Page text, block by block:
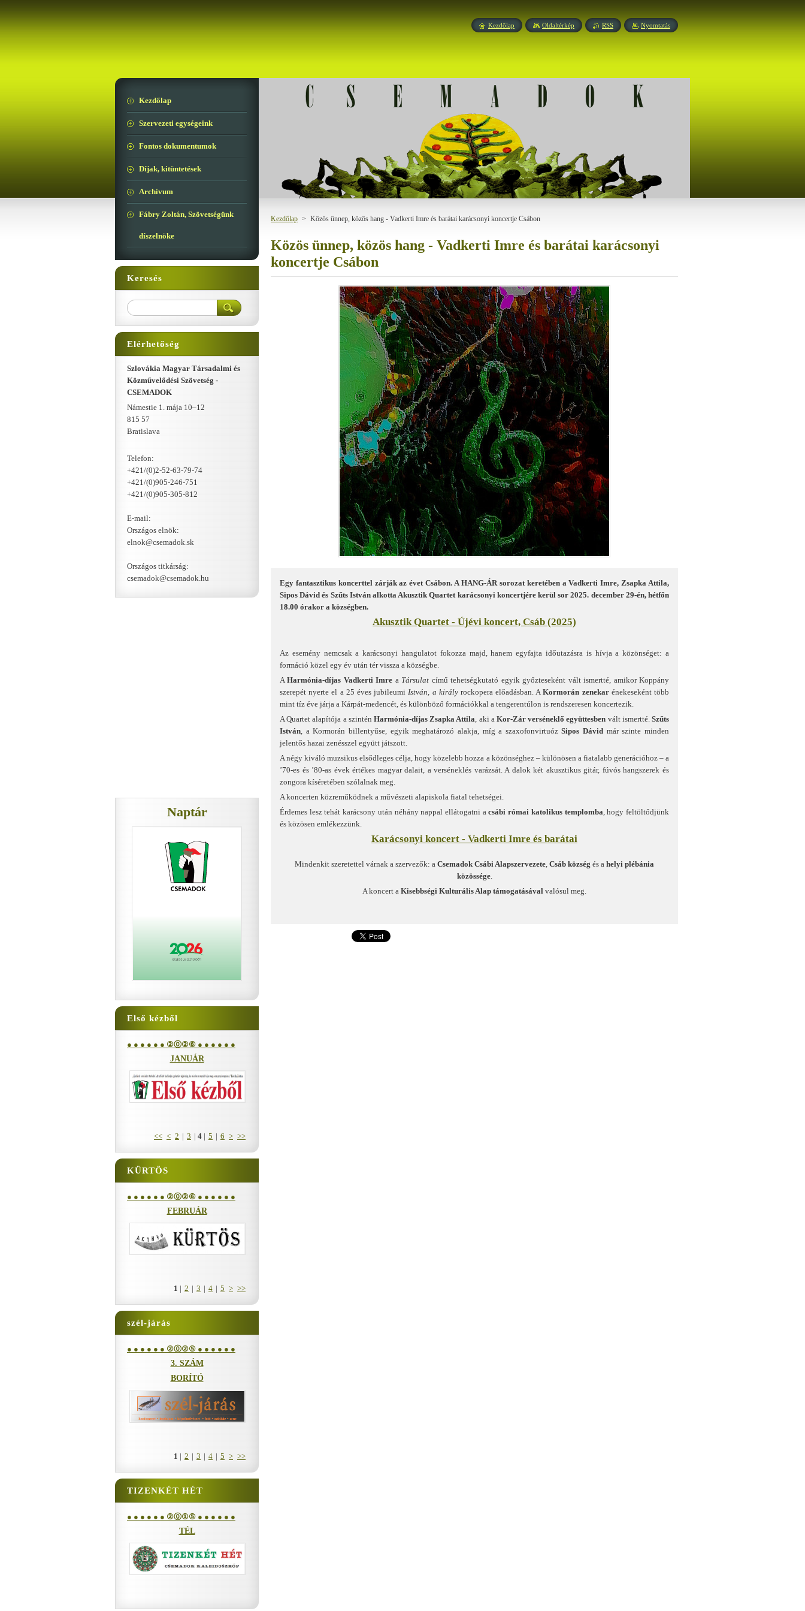
Kezdőlap > Közös ünnep, közös hang - Vadkerti Imre és barátai karácsonyi koncertje Csábon
Közös ünnep, közös hang - Vadkerti Imre és barátai karácsonyi
koncertje Csábon
Egy fantasztikus koncerttel zárják az évet Csábon. A HANG-ÁR sorozat keretében a Vadkerti Imre, Zsapka Attila,
Sipos Dávid és Szűts István alkotta Akusztik Quartet karácsonyi koncertjére kerül sor 2025. december 29-én, hétfőn
18.00 órakor a községben.
Akusztik Quartet - Újévi koncert, Csáb (2025)
Az esemény nemcsak a karácsonyi hangulatot fokozza majd, hanem egyfajta időutazásra is hívja a közönséget: a
formáció közel egy év után tér vissza a községbe.
AHarmónia-díjas Vadkerti Imre a Társulat című tehetségkutató egyik győzteseként vált ismertté, amikor Koppány
szerepét nyerte el a 25 éves jubileumiIstván, a királyrockopera előadásban. AKormorán zenekarénekeseként több
mint tíz éve járja a Kárpát-medencét, és különböző formációkkal a tengerentúlon is rendszeresen koncertezik.
A Quartet alapítója a szintén Harmónia-díjas Zsapka Attila, aki aKor-Zár verséneklő együttesben vált ismertté.Szűts
István, a Kormorán billentyűse, egyik meghatározó alakja, míg a szaxofonvirtuózSipos Dávid már szinte minden
jelentős hazai zenésszel együtt játszott.
A négy kiváló muzsikus elsődleges célja, hogy közelebb hozza a közönséghez – különösen a fiatalabb generációhoz – a
’70-es és ’80-as évek értékes magyar dalait, a verséneklés varázsát. A dalok két akusztikus gitár, fúvós hangszerek és
zongora kíséretében szólalnak meg.
A koncerten közreműködnek a művészeti alapiskola fiatal tehetségei.
Érdemes lesz tehát karácsony után néhány nappal ellátogatni acsábi római katolikus templomba, hogy feltöltődjünk
és közösen emlékezzünk.
Karácsonyi koncert - Vadkerti Imre és barátai
Mindenkit szeretettel várnak a szervezők: a Csemadok Csábi Alapszervezete, Csáb község és a helyi plébánia
közössége.
A koncert a Kisebbségi Kulturális Alap támogatásával valósul meg.
Kezdőlap
Szervezeti egységeink
Fontos dokumentumok
Díjak, kitüntetések
Archívum
Fábry Zoltán, Szövetségünk
díszelnöke
Keresés
Elérhetőség
Szlovákia Magyar Társadalmi és
Közművelődési Szövetség -
CSEMADOK
Námestie 1. mája 10–12
815 57
Bratislava
Telefon:
+421/(0)2-52-63-79-74
+421/(0)905-246-751
+421/(0)905-305-812
E-mail:
Országos elnök:
elnok@csemadok.sk
Országos titkárság:
csemadok@csemadok.hu
Naptár
Első kézből
● ● ● ● ● ● ②⓪②⑥ ● ● ● ● ● ●
JANUÁR
<< < 2 3 4 5 6 > >>
KÜRTÖS
● ● ● ● ● ● ②⓪②⑥ ● ● ● ● ● ●
FEBRUÁR
1 2 3 4 5 > >>
szél-járás
● ● ● ● ● ● ②⓪②⑤ ● ● ● ● ● ●
3. SZÁM
BORÍTÓ
1 2 3 4 5 > >>
TIZENKÉT HÉT
● ● ● ● ● ● ②⓪①⑤ ● ● ● ● ● ●
TÉL
Kezdőlap Oldaltérkép RSS Nyomtatás